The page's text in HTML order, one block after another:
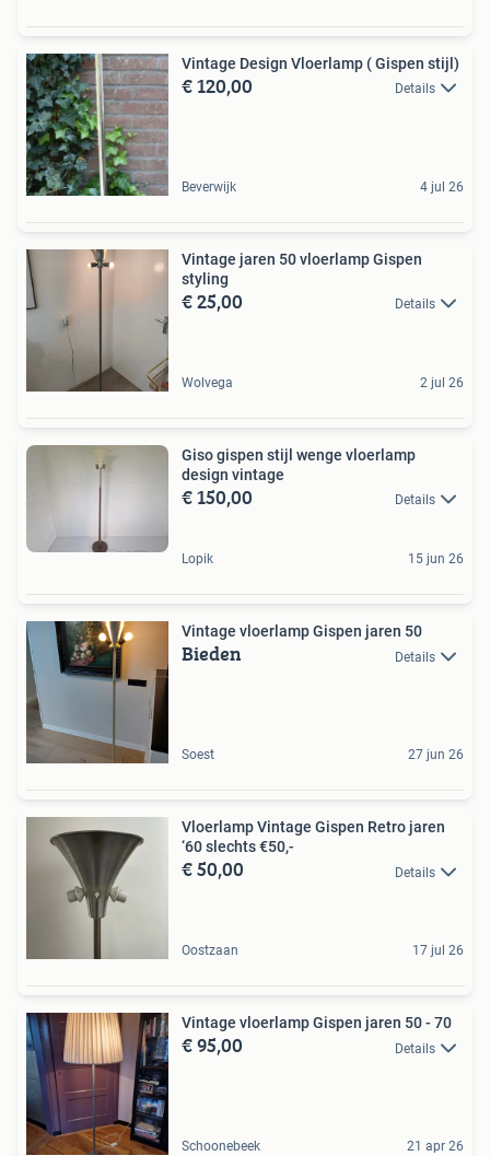
Vintage Design Vloerlamp ( Gispen stijl)
€ 120,00 Details
Beverwijk 4 jul 26
Vintage jaren 50 vloerlamp Gispen
styling
€ 25,00 Details
Wolvega 2 jul 26
Giso gispen stijl wenge vloerlamp
design vintage
€ 150,00 Details
Lopik 15 jun 26
Vintage vloerlamp Gispen jaren 50
Bieden Details
Soest 27 jun 26
Vloerlamp Vintage Gispen Retro jaren
‘60 slechts €50,-
€ 50,00 Details
Oostzaan 17 jul 26
Vintage vloerlamp Gispen jaren 50 - 70
€ 95,00 Details
Schoonebeek 21 apr 26